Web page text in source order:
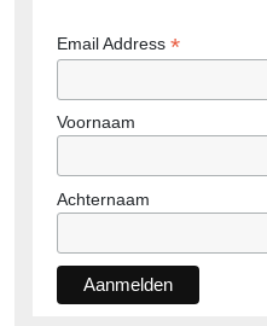
Email Address *
Voornaam
Achternaam